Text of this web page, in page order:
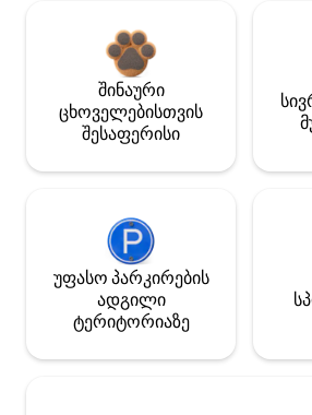
შინაური
ცხოველებისთვის
შესაფერისი
უფასო პარკირების
ადგილი
ტერიტორიაზე